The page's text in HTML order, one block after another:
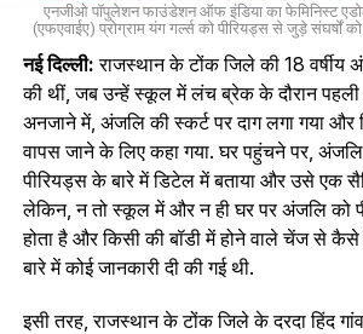
एनजीओ पॉपुलेशन फाउंडेशन ऑफ इंडिया का फेमिनिस्ट
(एफएवाईए) प्रोग्राम यंग गर्ल्‍स को पीरियड्स से जुड़े संघर्षों
नई दिल्ली: राजस्थान के टोंक जिले की 18 वर्षीय
की थीं, जब उन्हें स्कूल में लंच ब्रेक के दौरान पहली
अनजाने में, अंजलि की स्कर्ट पर दाग लगा गया
वापस जाने के लिए कहा गया. घर पहुंचने पर,
पीरियड्स के बारे में डिटेल में बताया और उसे एक
लेकिन, न तो स्कूल में और न ही घर पर अंजलि को
होता है और किसी की बॉडी में होने वाले चेंज से कैसे
बारे में कोई जानकारी दी की गई थी.
इसी तरह, राजस्थान के टोंक जिले के दरदा हिंद गांव